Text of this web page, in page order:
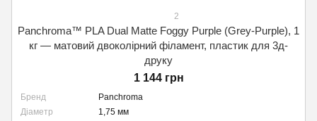
2
Panchroma™ PLA Dual Matte Foggy Purple (Grey-Purple), 1
кг — матовий двоколірний філамент, пластик для 3д-
друку
1 144 грн
Бренд
Panchroma
Діаметр
1,75 мм